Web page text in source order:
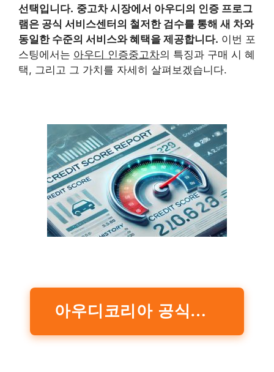
선택입니다. 중고차 시장에서 아우디의 인증 프로그
램은 공식 서비스센터의 철저한 검수를 통해 새 차와
동일한 수준의 서비스와 혜택을 제공합니다. 이번 포
스팅에서는 아우디 인증중고차의 특징과 구매 시 혜
택, 그리고 그 가치를 자세히 살펴보겠습니다.
아우디코리아 공식홈페이지